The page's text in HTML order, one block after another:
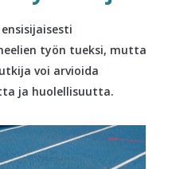
työn tueksi, mutta
voi arvioida
ja huolellisuutta.